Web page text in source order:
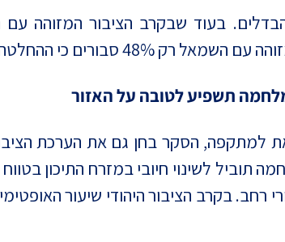
נכונה, ו-26% סבורים שההחלטה היתה לא נכונה.
תשפיע לטובה על האזור
תוביל לשינוי חיובי במזרח התיכון